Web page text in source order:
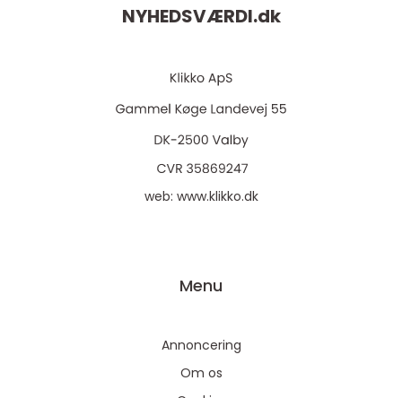
NYHEDSVÆRDI.dk
web: www.klikko.dk
Menu
Annoncering
Om os